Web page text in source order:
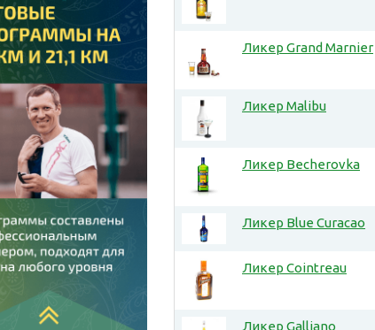
Ликер Grand Marnier
Ликер Malibu
Ликер Becherovka
Ликер Blue Curacao
Ликер Cointreau
Ликер Galliano